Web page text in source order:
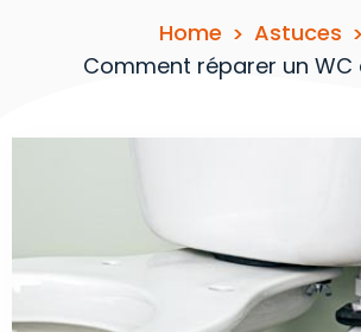
Home
Astuces
Comment réparer un WC